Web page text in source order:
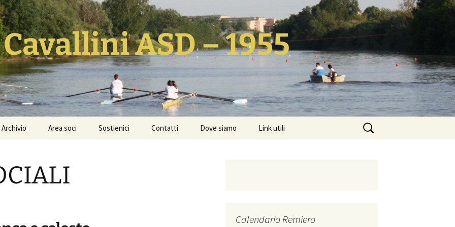
ASD – 1955
Archivio
Foto
Area soci
Internazionale 2026
Sostienici Contatti Dove siamo Link utili
Ricerca
per:
Calendario Remiero